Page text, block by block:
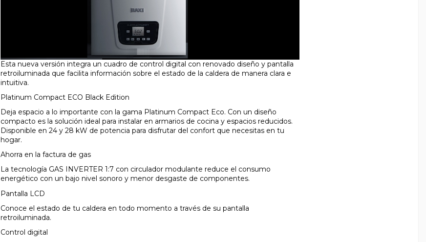
Esta nueva versión integra un cuadro de control digital con renovado diseño y pantalla
retroiluminada que facilita información sobre el estado de la caldera de manera clara e
intuitiva.
Platinum Compact ECO Black Edition
Deja espacio a lo importante con la gama Platinum Compact Eco. Con un diseño
compacto es la solución ideal para instalar en armarios de cocina y espacios reducidos.
Disponible en 24 y 28 kW de potencia para disfrutar del confort que necesitas en tu
hogar.
Ahorra en la factura de gas
La tecnología GAS INVERTER 1:7 con circulador modulante reduce el consumo
energético con un bajo nivel sonoro y menor desgaste de componentes.
Pantalla LCD
Conoce el estado de tu caldera en todo momento a través de su pantalla
retroiluminada.
Control digital